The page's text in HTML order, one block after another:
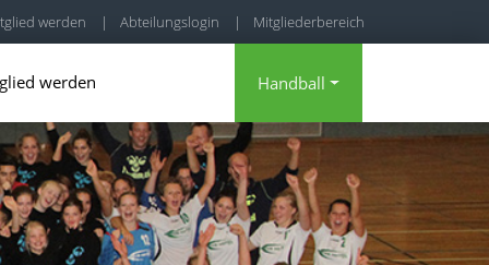
werden | Abteilungslogin | Mitgliederbereich
werden Handball